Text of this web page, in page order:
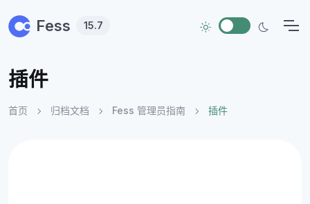
Fess 15.7
插件
首页 归档文档 Fess 管理员指南 插件